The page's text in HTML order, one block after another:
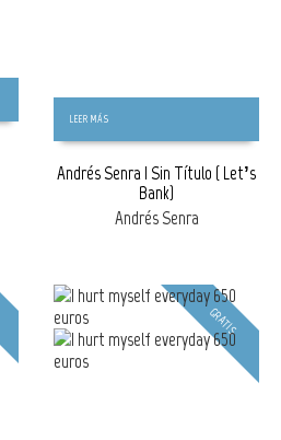
LEER MÁS
Andrés Senra | Sin Título ( Let’s
Bank)
Andrés Senra
GRATIS